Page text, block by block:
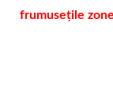
frumusețile